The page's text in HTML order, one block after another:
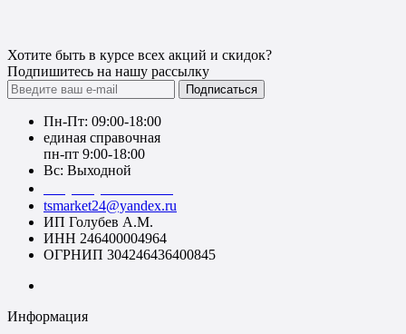
Хотите быть в курсе всех акций и скидок?
Подпишитесь на нашу рассылку
Подписаться
Пн-Пт: 09:00-18:00
единая справочная
пн-пт 9:00-18:00
Вс: Выходной
tsmarket24@yandex.ru
ИП Голубев А.М.
ИНН 246400004964
ОГРНИП 304246436400845
Информация